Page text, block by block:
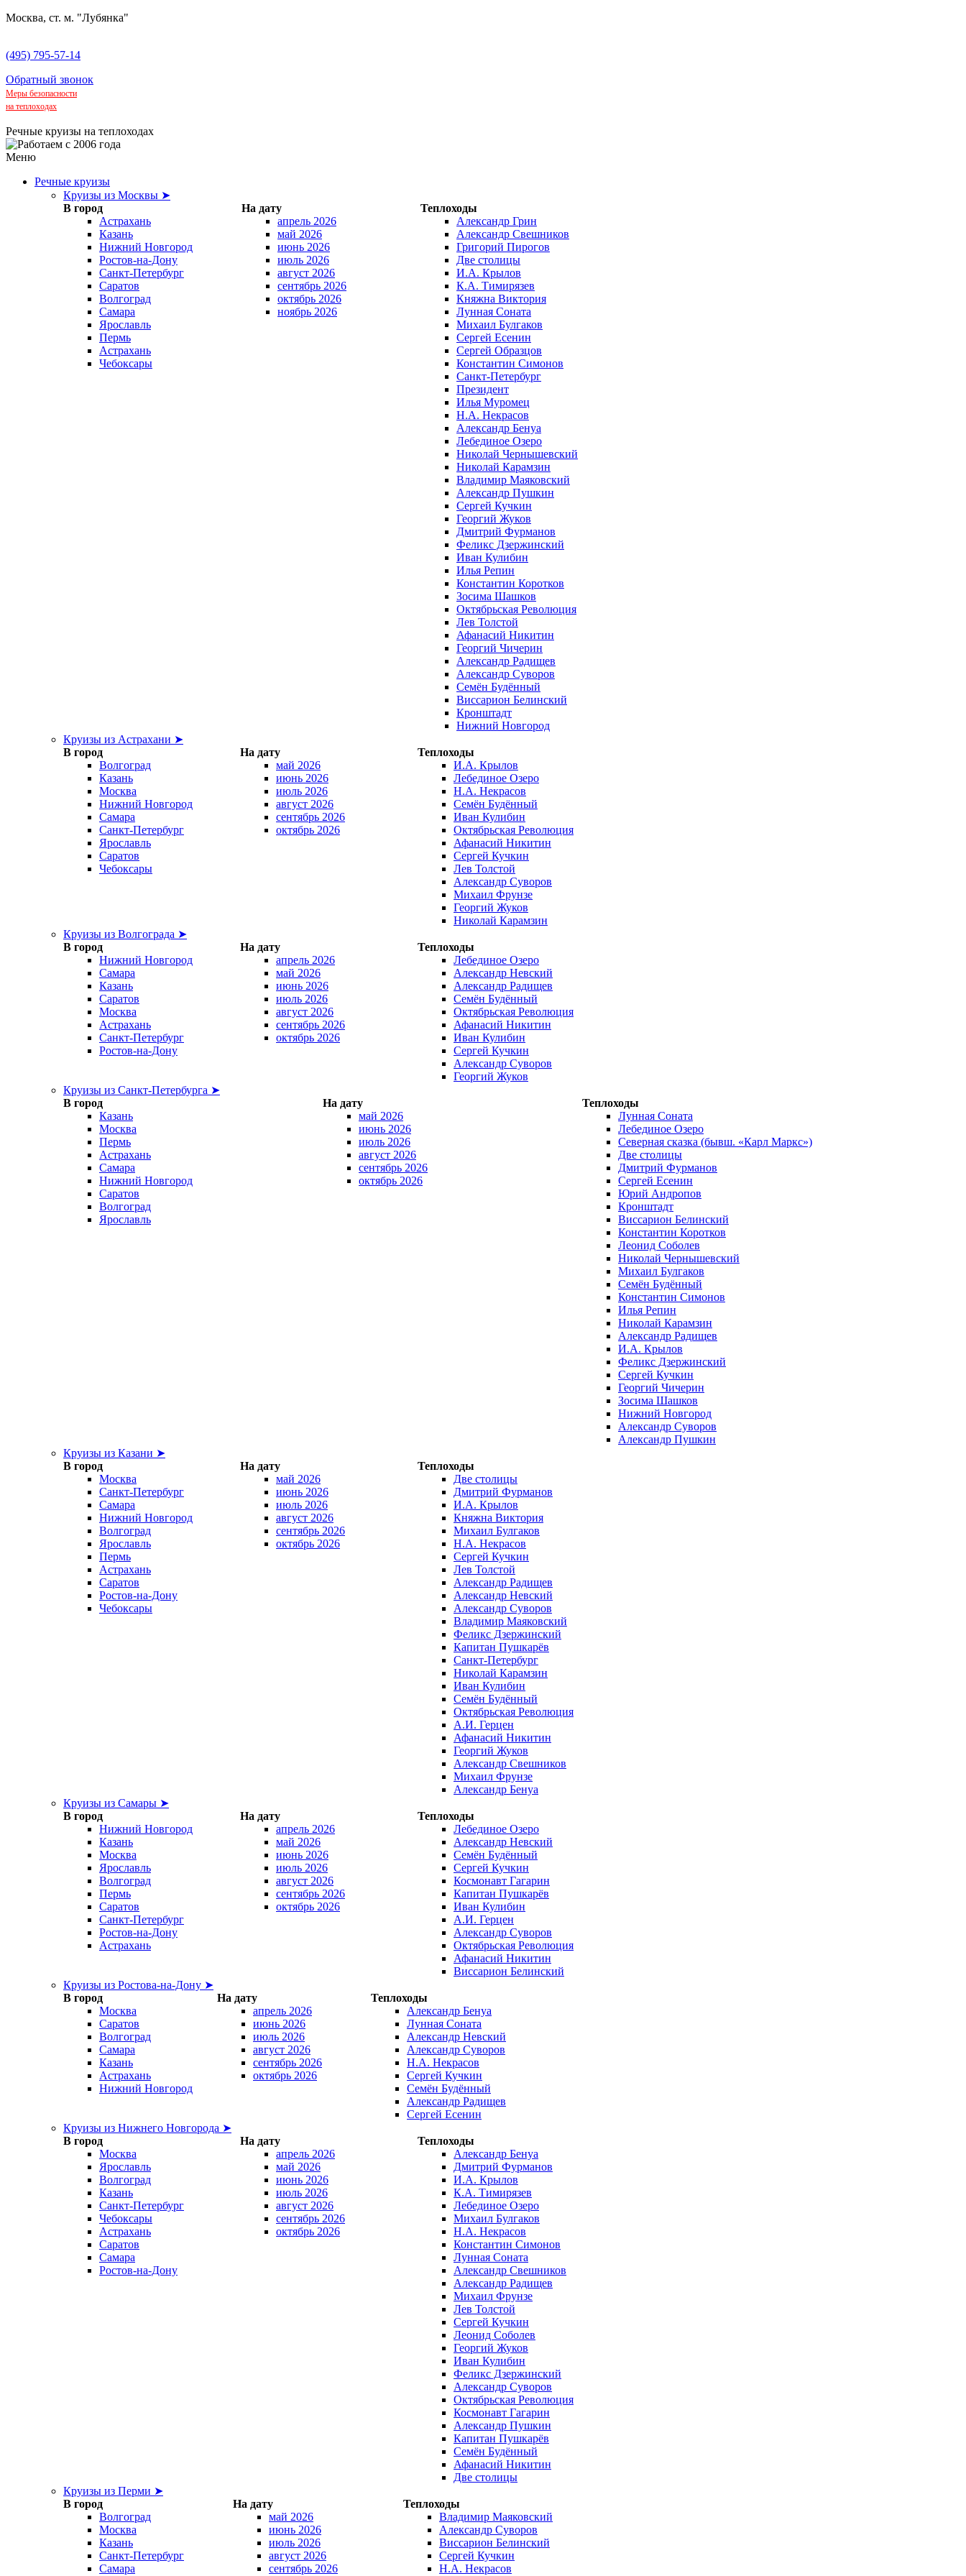
Москва, ст. м. "Лубянка"
(495) 795-57-14
Обратный звонок
Меры безопасности
на теплоходах
Речные круизы на теплоходах
Меню
Речные круизы
Круизы из Москвы ➤
В город
На дату
Теплоходы
Астрахань
Казань
Нижний Новгород
Ростов-на-Дону
Санкт-Петербург
Саратов
Волгоград
Самара
Ярославль
Пермь
Астрахань
Чебоксары
апрель 2026
май 2026
июнь 2026
июль 2026
август 2026
сентябрь 2026
октябрь 2026
ноябрь 2026
Александр Грин
Александр Свешников
Григорий Пирогов
Две столицы
И.А. Крылов
К.А. Тимирязев
Княжна Виктория
Лунная Соната
Михаил Булгаков
Сергей Есенин
Сергей Образцов
Константин Симонов
Санкт-Петербург
Президент
Илья Муромец
Н.А. Некрасов
Александр Бенуа
Лебединое Озеро
Николай Чернышевский
Николай Карамзин
Владимир Маяковский
Александр Пушкин
Сергей Кучкин
Георгий Жуков
Дмитрий Фурманов
Феликс Дзержинский
Иван Кулибин
Илья Репин
Константин Коротков
Зосима Шашков
Октябрьская Революция
Лев Толстой
Афанасий Никитин
Георгий Чичерин
Александр Радищев
Александр Суворов
Семён Будённый
Виссарион Белинский
Кронштадт
Нижний Новгород
Круизы из Астрахани ➤
В город
На дату
Теплоходы
Волгоград
Казань
Москва
Нижний Новгород
Самара
Санкт-Петербург
Ярославль
Саратов
Чебоксары
май 2026
июнь 2026
июль 2026
август 2026
сентябрь 2026
октябрь 2026
И.А. Крылов
Лебединое Озеро
Н.А. Некрасов
Семён Будённый
Иван Кулибин
Октябрьская Революция
Афанасий Никитин
Сергей Кучкин
Лев Толстой
Александр Суворов
Михаил Фрунзе
Георгий Жуков
Николай Карамзин
Круизы из Волгограда ➤
В город
На дату
Теплоходы
Нижний Новгород
Самара
Казань
Саратов
Москва
Астрахань
Санкт-Петербург
Ростов-на-Дону
апрель 2026
май 2026
июнь 2026
июль 2026
август 2026
сентябрь 2026
октябрь 2026
Лебединое Озеро
Александр Невский
Александр Радищев
Семён Будённый
Октябрьская Революция
Афанасий Никитин
Иван Кулибин
Сергей Кучкин
Александр Суворов
Георгий Жуков
Круизы из Санкт-Петербурга ➤
В город
На дату
Теплоходы
Казань
Москва
Пермь
Астрахань
Самара
Нижний Новгород
Саратов
Волгоград
Ярославль
май 2026
июнь 2026
июль 2026
август 2026
сентябрь 2026
октябрь 2026
Лунная Соната
Лебединое Озеро
Северная сказка (бывш. «Карл Маркс»)
Две столицы
Дмитрий Фурманов
Сергей Есенин
Юрий Андропов
Кронштадт
Виссарион Белинский
Константин Коротков
Леонид Соболев
Николай Чернышевский
Михаил Булгаков
Семён Будённый
Константин Симонов
Илья Репин
Николай Карамзин
Александр Радищев
И.А. Крылов
Феликс Дзержинский
Сергей Кучкин
Георгий Чичерин
Зосима Шашков
Нижний Новгород
Александр Суворов
Александр Пушкин
Круизы из Казани ➤
В город
На дату
Теплоходы
Москва
Санкт-Петербург
Самара
Нижний Новгород
Волгоград
Ярославль
Пермь
Астрахань
Саратов
Ростов-на-Дону
Чебоксары
май 2026
июнь 2026
июль 2026
август 2026
сентябрь 2026
октябрь 2026
Две столицы
Дмитрий Фурманов
И.А. Крылов
Княжна Виктория
Михаил Булгаков
Н.А. Некрасов
Сергей Кучкин
Лев Толстой
Александр Радищев
Александр Невский
Александр Суворов
Владимир Маяковский
Феликс Дзержинский
Капитан Пушкарёв
Санкт-Петербург
Николай Карамзин
Иван Кулибин
Семён Будённый
Октябрьская Революция
А.И. Герцен
Афанасий Никитин
Георгий Жуков
Александр Свешников
Михаил Фрунзе
Александр Бенуа
Круизы из Самары ➤
В город
На дату
Теплоходы
Нижний Новгород
Казань
Москва
Ярославль
Волгоград
Пермь
Саратов
Санкт-Петербург
Ростов-на-Дону
Астрахань
апрель 2026
май 2026
июнь 2026
июль 2026
август 2026
сентябрь 2026
октябрь 2026
Лебединое Озеро
Александр Невский
Семён Будённый
Сергей Кучкин
Космонавт Гагарин
Капитан Пушкарёв
Иван Кулибин
А.И. Герцен
Александр Суворов
Октябрьская Революция
Афанасий Никитин
Виссарион Белинский
Круизы из Ростова-на-Дону ➤
В город
На дату
Теплоходы
Москва
Саратов
Волгоград
Самара
Казань
Астрахань
Нижний Новгород
апрель 2026
июнь 2026
июль 2026
август 2026
сентябрь 2026
октябрь 2026
Александр Бенуа
Лунная Соната
Александр Невский
Александр Суворов
Н.А. Некрасов
Сергей Кучкин
Семён Будённый
Александр Радищев
Сергей Есенин
Круизы из Нижнего Новгорода ➤
В город
На дату
Теплоходы
Москва
Ярославль
Волгоград
Казань
Санкт-Петербург
Чебоксары
Астрахань
Саратов
Самара
Ростов-на-Дону
апрель 2026
май 2026
июнь 2026
июль 2026
август 2026
сентябрь 2026
октябрь 2026
Александр Бенуа
Дмитрий Фурманов
И.А. Крылов
К.А. Тимирязев
Лебединое Озеро
Михаил Булгаков
Н.А. Некрасов
Константин Симонов
Лунная Соната
Александр Свешников
Александр Радищев
Михаил Фрунзе
Лев Толстой
Сергей Кучкин
Леонид Соболев
Георгий Жуков
Иван Кулибин
Феликс Дзержинский
Александр Суворов
Октябрьская Революция
Космонавт Гагарин
Александр Пушкин
Капитан Пушкарёв
Семён Будённый
Афанасий Никитин
Две столицы
Круизы из Перми ➤
В город
На дату
Теплоходы
Волгоград
Москва
Казань
Санкт-Петербург
Самара
май 2026
июнь 2026
июль 2026
август 2026
сентябрь 2026
Владимир Маяковский
Александр Суворов
Виссарион Белинский
Сергей Кучкин
Н.А. Некрасов